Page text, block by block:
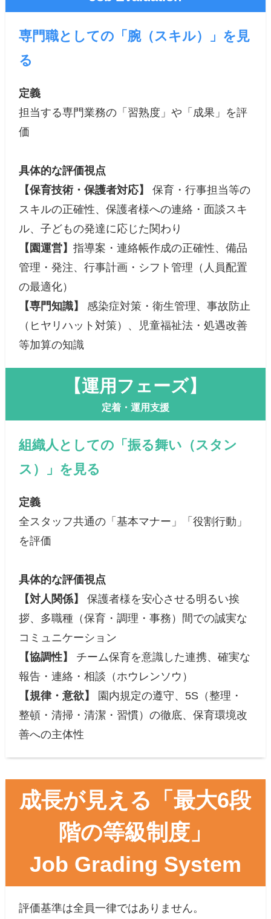
専門職としての「腕（スキル）」を見
る
定義
担当する専門業務の「習熟度」や「成果」を評
価
具体的な評価視点
【保育技術・保護者対応】
保育・行事担当等の
スキルの正確性、保護者様への連絡・面談スキ
ル、子どもの発達に応じた関わり
【園運営】指導案・連絡帳作成の正確性、備品
管理・発注、行事計画・シフト管理（人員配置
の最適化）
【専門知識】
感染症対策・衛生管理、事故防止
（ヒヤリハット対策）、児童福祉法・処遇改善
等加算の知識
【運用フェーズ】
定着・運用支援
組織人としての「振る舞い（スタン
ス）」を見る
定義
全スタッフ共通の「基本マナー」「役割行動」
を評価
具体的な評価視点
【対人関係】
保護者様を安心させる明るい挨
拶、多職種（保育・調理・事務）間での誠実な
コミュニケーション
【協調性】
チーム保育を意識した連携、確実な
報告・連絡・相談（ホウレンソウ）
【規律・意欲】
園内規定の遵守、5S（整理・
整頓・清掃・清潔・習慣）の徹底、保育環境改
善への主体性
成長が見える「最大6段
階の等級制度」
Job Grading System
評価基準は全員一律ではありません。